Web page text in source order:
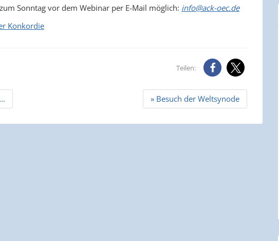
Sonntag vor dem Webinar per E-Mail möglich: info@ack-oec.de
Konkordie
Teilen:
» Besuch der Weltsynode